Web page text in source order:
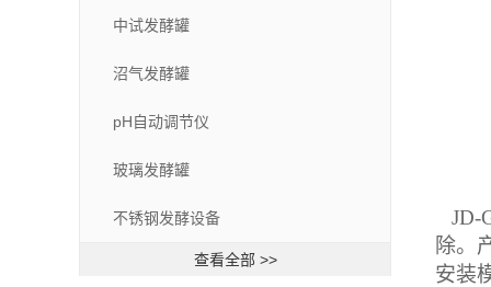
中试发酵罐
沼气发酵罐
pH自动调节仪
玻璃发酵罐
不锈钢发酵设备
查看全部 >>
JD-
除。
安装